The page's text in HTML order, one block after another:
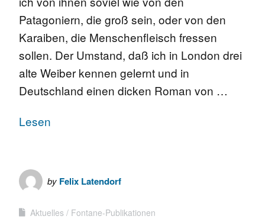
Patagoniern, die groß sein, oder von den
Karaiben, die Menschenfleisch fressen
sollen. Der Umstand, daß ich in London drei
alte Weiber kennen gelernt und in
Deutschland einen dicken Roman von …
Lesen
by Felix Latendorf
Aktuelles Fontane-Publikationen